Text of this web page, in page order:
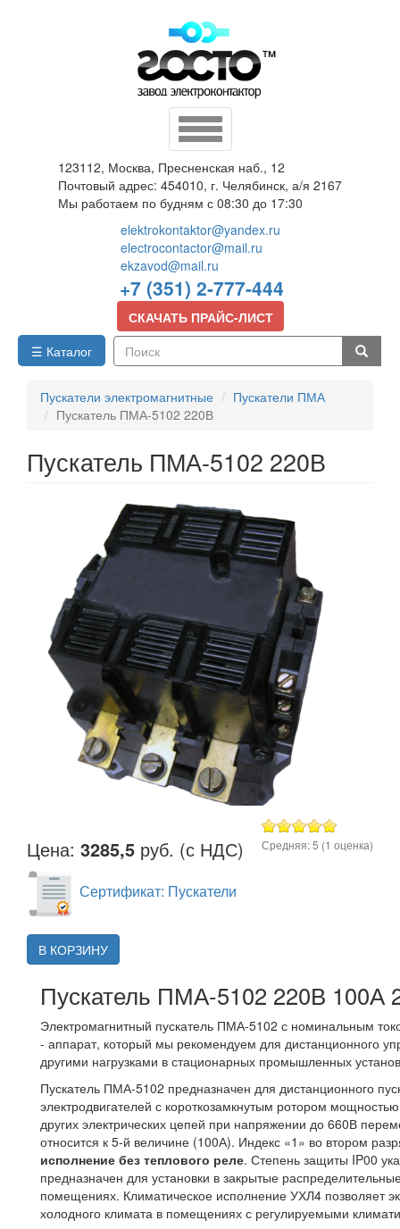
Toggle
navigation
123112, Москва, Пресненская наб., 12
Почтовый адрес: 454010, г. Челябинск, а/я 2167
Мы работаем по будням с 08:30 до 17:30
elektrokontaktor@yandex.ru
electrocontactor@mail.ru
ekzavod@mail.ru
+7 (351) 2-777-444
СКАЧАТЬ ПРАЙС-ЛИСТ
☰ Каталог
Пускатели электромагнитные
Пускатели ПМА
Пускатель ПМА-5102 220В
Пускатель ПМА-5102 220В
Цена: 3285,5 руб. (с НДС)
Сертификат: Пускатели
В КОРЗИНУ
Средняя:5 (1 оценка)
Пускатель ПМА-5102 220В 100А
Электромагнитный пускатель ПМА-5102 с номинальным
- аппарат, который мы рекомендуем для дистанционного
другими нагрузками в стационарных промышленных
Пускатель ПМА-5102 предназначен для дистанционного
электродвигателей с короткозамкнутым ротором
других электрических цепей при напряжении до 660В
относится к 5-й величине (100А). Индекс «1» во втором
исполнение без теплового реле. Степень защиты IP00
предназначен для установки в закрытые
помещениях. Климатическое исполнение УХЛ4 позволяет
холодного климата в помещениях с регулируемыми